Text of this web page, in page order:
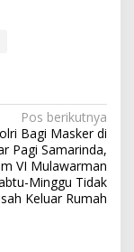
Pos berikutnya
Bagi Masker di
Pagi Samarinda,
VI Mulawarman
Minggu Tidak
Keluar Rumah